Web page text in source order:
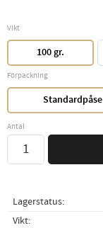
Vikt
100 gr.
Förpackning
Standardpåse
Antal
Lagerstatus
Vikt